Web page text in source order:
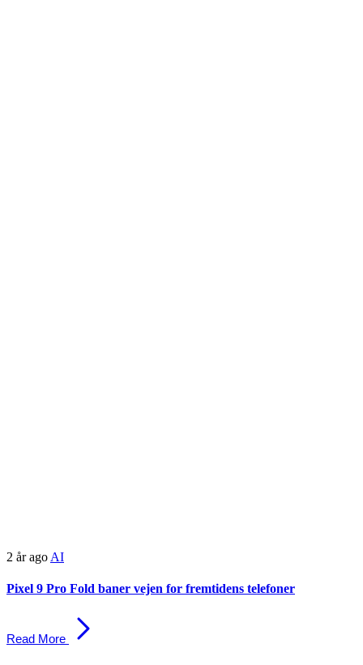
2 år ago AI
Pixel 9 Pro Fold baner vejen for fremtidens telefoner
Read More